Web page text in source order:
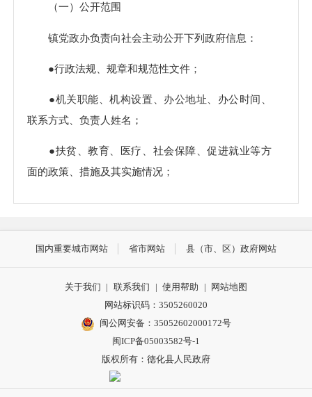
（一）公开范围
镇党政办负责向社会主动公开下列政府信息：
●行政法规、规章和规范性文件；
●机关职能、机构设置、办公地址、办公时间、
联系方式、负责人姓名；
●扶贫、教育、医疗、社会保障、促进就业等方
面的政策、措施及其实施情况；
●突发公共事件的应急预案、预警信息及应对情
●环境保护、公共卫生、安全生产、食品药品、
●贯彻落实农业农村政策、农田水利工程建设运
营、农村土地承包经营权流转、宅基地使用情况审
核、土地征收、房屋征收、筹资筹劳、社会救助等方
国内重要城市网站 省市网站 县（市、区）政府网站
关于我们 | 联系我们 | 使用帮助 |
网站地图
网站标识码：3505260020
闽公网安备：35052602000172号
闽ICP备05003582号-1
版权所有：德化县人民政府